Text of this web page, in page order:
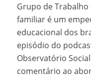
Grupo de
familiar é um
educacional dos
episódio do
Observatório
comentário ao